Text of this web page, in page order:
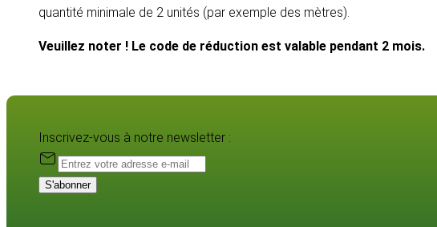
quantité minimale de 2 unités (par exemple des mètres).
Veuillez noter ! Le code de réduction est valable pendant 2 mois.
Inscrivez-vous à notre newsletter :
S'abonner